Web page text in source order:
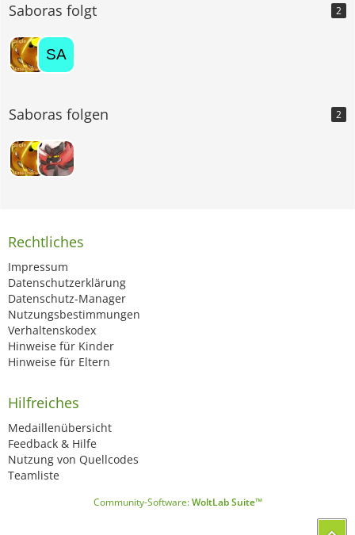
Saboras folgt 2
Saboras folgen 2
Rechtliches
Impressum
Datenschutzerklärung
Datenschutz-Manager
Nutzungsbestimmungen
Verhaltenskodex
Hinweise für Kinder
Hinweise für Eltern
Hilfreiches
Medaillenübersicht
Feedback & Hilfe
Nutzung von Quellcodes
Teamliste
Community-Software:WoltLab Suite™